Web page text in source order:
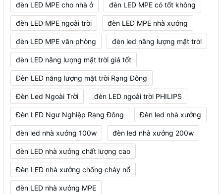
đèn LED MPE cho nhà ở đèn LED MPE có tốt không
đèn LED MPE ngoài trời đèn LED MPE nhà xưởng
đèn LED MPE văn phòng đèn led năng lượng mặt trời
đèn LED năng lượng mặt trời giá tốt
Đèn LED năng lượng mặt trời Rạng Đông
Đèn Led Ngoài Trời đèn LED ngoài trời PHILIPS
Đèn LED Ngư Nghiệp Rạng Đông Đèn led nhà xưởng
đèn led nhà xưởng 100w đèn led nhà xưởng 200w
đèn LED nhà xưởng chất lượng cao
Đèn LED nhà xưởng chống cháy nổ
đèn LED nhà xưởng MPE